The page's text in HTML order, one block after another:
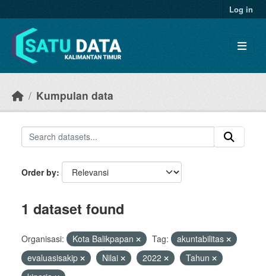
Log in
Kumpulan data
Order by
1 dataset found
Organisasi: Kota Balikpapan Tag:
akuntabilitas
evaluasisakip
Nilai 2022
Tahun